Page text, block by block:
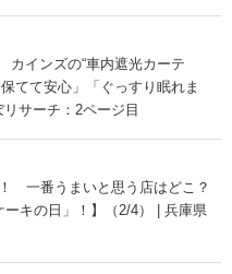
カインズの“車内遮光カーテ
てて安心」「ぐっすり眠れま
サーチ：2ページ目
一番うまいと思う店はどこ？
ーキの日」！】（2/4） | 兵庫県